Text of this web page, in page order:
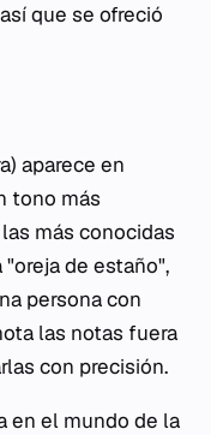
que se ofreció
aparece en
tono más
más conocidas
de estaño",
persona con
las notas fuera
con precisión.
en el mundo de la